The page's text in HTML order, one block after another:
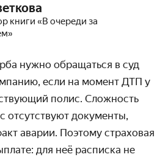
книги «В очереди за
нужно обращаться в суд
если на момент ДТП у
полис. Сложность
отсутствуют документы,
аварии. Поэтому страховая
для неё расписка не